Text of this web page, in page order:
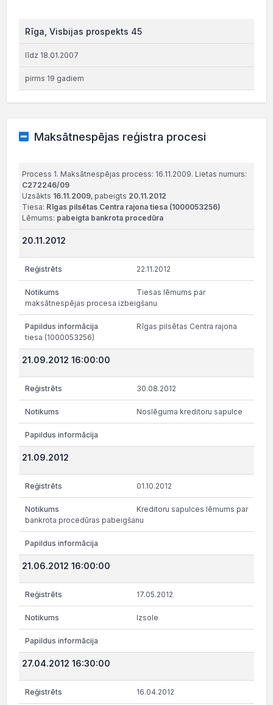
Rīga, Visbijas prospekts 45
līdz 18.01.2007
pirms 19 gadiem
Maksātnespējas reģistra procesi
Process 1. Maksātnespējas process: 16.11.2009. Lietas numurs:
C272246/09
Uzsākts 16.11.2009, pabeigts 20.11.2012
Tiesa: Rīgas pilsētas Centra rajona tiesa (1000053256)
Lēmums: pabeigta bankrota procedūra
20.11.2012
22.11.2012
Tiesas lēmums par
maksātnespējas procesa izbeigšanu
Rīgas pilsētas Centra rajona
tiesa (1000053256)
21.09.2012 16:00:00
30.08.2012
Noslēguma kreditoru sapulce
21.09.2012
01.10.2012
Kreditoru sapulces lēmums par
bankrota procedūras pabeigšanu
21.06.2012 16:00:00
17.05.2012
Izsole
27.04.2012 16:30:00
16.04.2012